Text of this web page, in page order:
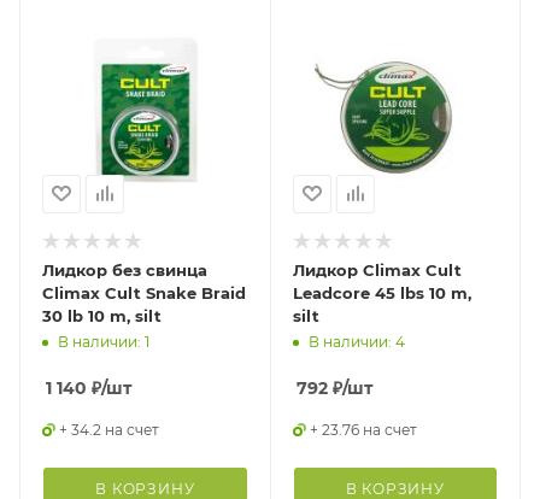
Лидкор без свинца
Climax Cult Snake Braid
30 lb 10 m, silt
В наличии: 1
1 140 ₽/шт
+ 34.2 на счет
В КОРЗИНУ
Лидкор Climax Cult
Leadcore 45 lbs 10 m,
silt
В наличии: 4
792₽/шт
+ 23.76 на счет
В КОРЗИНУ